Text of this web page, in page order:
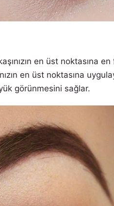
en üst noktasına
en üst noktasına
görünmesini sağlar.